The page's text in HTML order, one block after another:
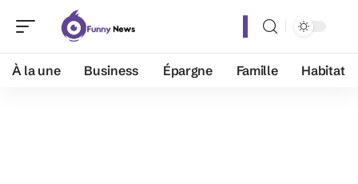
À la une Business Épargne Famille Habitat